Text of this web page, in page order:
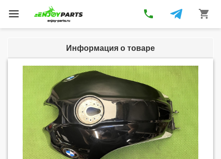
Toggle
navigation
phone shopping_cart
Информация о товаре